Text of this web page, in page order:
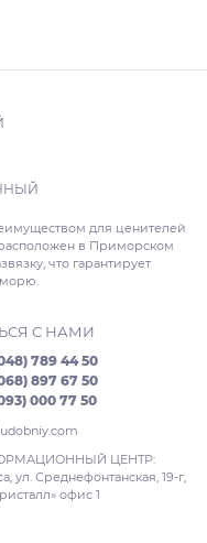
для ценителей
в Приморском
что гарантирует
морю.
С НАМИ
789 44 50
897 67 50
000 77 50
ЦЕНТР:
ул. Среднефонтанская, 19-г,
офис 1